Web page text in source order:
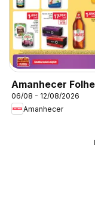
Amanhecer
06/08 - 12/08/2026
Amanhecer